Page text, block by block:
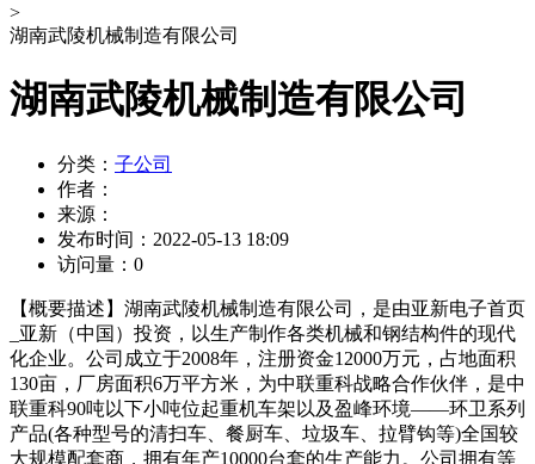
>
湖南武陵机械制造有限公司
湖南武陵机械制造有限公司
分类： 子公司
作者：
来源：
发布时间： 2022-05-13 18:09
访问量： 0
【概要描述】 湖南武陵机械制造有限公司，是由亚新电子首页
_亚新（中国）投资，以生产制作各类机械和钢结构件的现代
化企业。公司成立于2008年，注册资金12000万元，占地面积
130亩，厂房面积6万平方米，为中联重科战略合作伙伴，是中
联重科90吨以下小吨位起重机车架以及盈峰环境——环卫系列
产品(各种型号的清扫车、餐厨车、垃圾车、拉臂钩等)全国较
大规模配套商，拥有年产10000台套的生产能力。公司拥有等